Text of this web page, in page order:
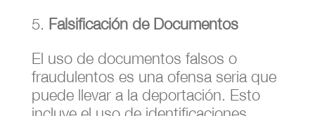
Falsificación de Documentos
El uso de documentos falsos o
fraudulentos es una ofensa seria que
puede llevar a la deportación. Esto